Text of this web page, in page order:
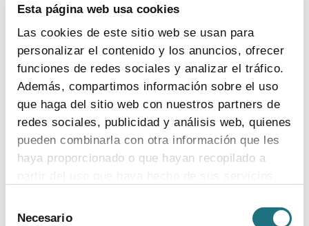
Esta página web usa cookies
Las cookies de este sitio web se usan para
personalizar el contenido y los anuncios, ofrecer
funciones de redes sociales y analizar el tráfico.
Además, compartimos información sobre el uso
que haga del sitio web con nuestros partners de
redes sociales, publicidad y análisis web, quienes
pueden combinarla con otra información que les
haya proporcionado o que hayan recopilado a
Para más información puede acceder a nuestra
Necesario
Encuesta de empleo en la industria
ver más